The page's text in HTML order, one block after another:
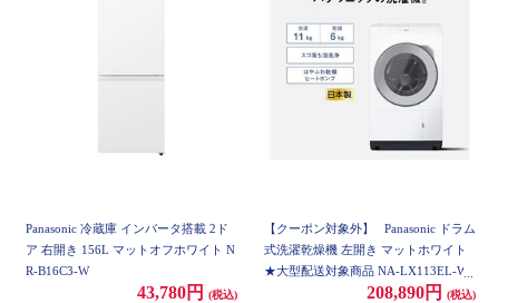
Panasonic 冷蔵庫 インバータ搭載 2ド
ア 右開き 156L マットオフホワイト N
R-B16C3-W
43,780円
(税込)
【クーポン対象外】
Panasonic ドラム
式洗濯乾燥機 左開き マットホワイト
★大型配送対象商品 NA-LX113EL-W
208,890円 (税込)